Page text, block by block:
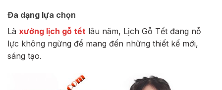
Đa dạng lựa chọn
Là xưởng lịch gỗ tết lâu năm, Lịch Gỗ Tết đang nỗ
lực không ngừng để mang đến những thiết kế mới,
sáng tạo.